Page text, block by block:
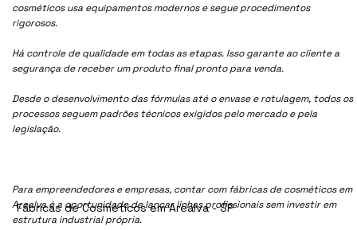
cosméticos usa equipamentos modernos e segue procedimentos
rigorosos.
Há controle de qualidade em todas as etapas. Isso garante ao cliente a
segurança de receber um produto final pronto para venda.
Desde o desenvolvimento das fórmulas até o envase e rotulagem, todos os
processos seguem padrões técnicos exigidos pelo mercado e pela
legislação.
Para empreendedores e empresas, contar com fábricas de cosméticos em
Arealva é a oportunidade de lançar linhas profissionais sem investir em
estrutura industrial própria.
Fábricas de Cosméticos em Arealva - SP